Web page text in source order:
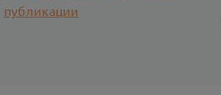
публикации